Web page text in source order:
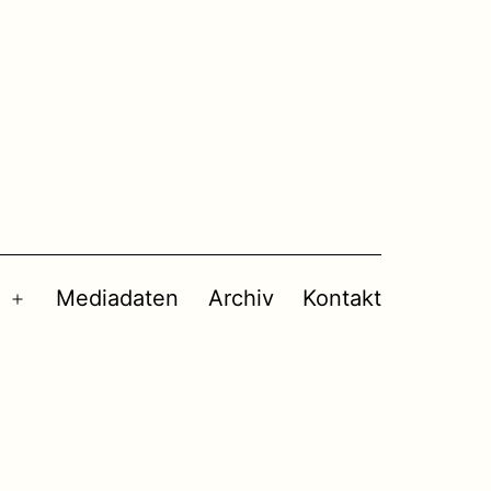
Menü
Mediadaten Archiv Kontakt